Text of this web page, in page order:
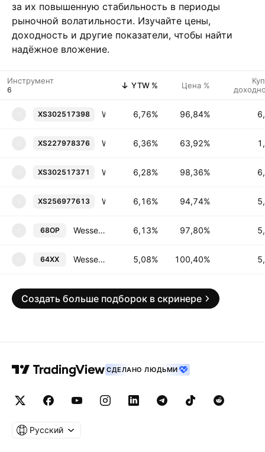
за их повышенную стабильность в периоды
рыночной волатильности. Изучайте цены,
доходность и другие показатели, чтобы найти
надёжное вложение.
Инструмент YTW % Цена %
XS302517398 6,76% 96,84%
XS227978376 6,36% 63,92%
XS302517371 6,28% 98,36%
XS256977613 6,16% 94,74%
68OP Wessex Water Services Finance Plc 5.75% 14-OCT-2033 6,13% 97,80%
64XX Wessex Water Services Finance Plc 5.375% 10-MAR-2028 5,08% 100,40%
Создать больше подборок в скринере
СДЕЛАНО ЛЮДЬМИ
Русский